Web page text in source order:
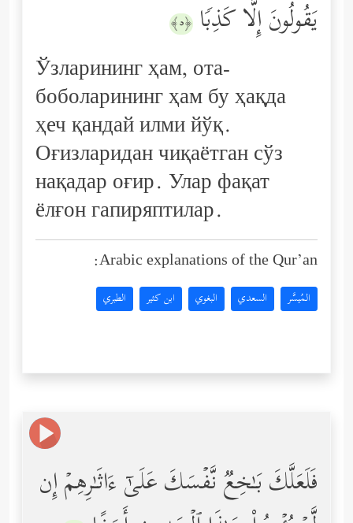
یَقُولُونَ إِلَّا كَذِبࣰا ﴿٥﴾
Ўзларининг ҳам, ота-
боболарининг ҳам бу ҳақда
ҳеч қандай илми йўқ.
Оғизларидан чиқаётган сўз
нақадар оғир. Улар фақат
ёлғон гапиряптилар.
Arabic explanations of the Qur’an:
المُيسَّر السعدي البغوي ابن كثير الطبري
فَلَعَلَّكَ بَـٰخِعࣱ نَّفۡسَكَ عَلَىٰۤ ءَاثَـٰرِهِمۡ إِن